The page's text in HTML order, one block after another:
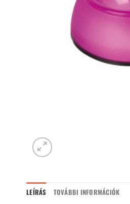
LEÍRÁS TOVÁBBI INFORMÁCIÓK